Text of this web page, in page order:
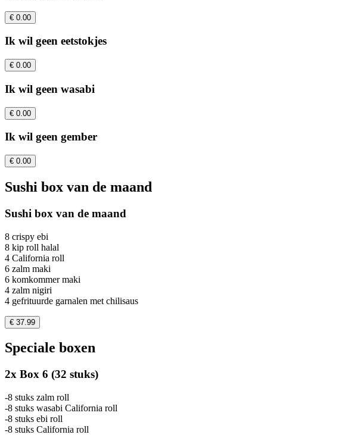
€ 0.00
Ik wil geen eetstokjes
€ 0.00
Ik wil geen wasabi
€ 0.00
Ik wil geen gember
€ 0.00
Sushi box van de maand
Sushi box van de maand
8 crispy ebi
8 kip roll halal
4 California roll
6 zalm maki
6 komkommer maki
4 zalm nigiri
4 gefrituurde garnalen met chilisaus
€ 37.99
Speciale boxen
2x Box 6 (32 stuks)
-8 stuks zalm roll
-8 stuks wasabi California roll
-8 stuks ebi roll
-8 stuks California roll